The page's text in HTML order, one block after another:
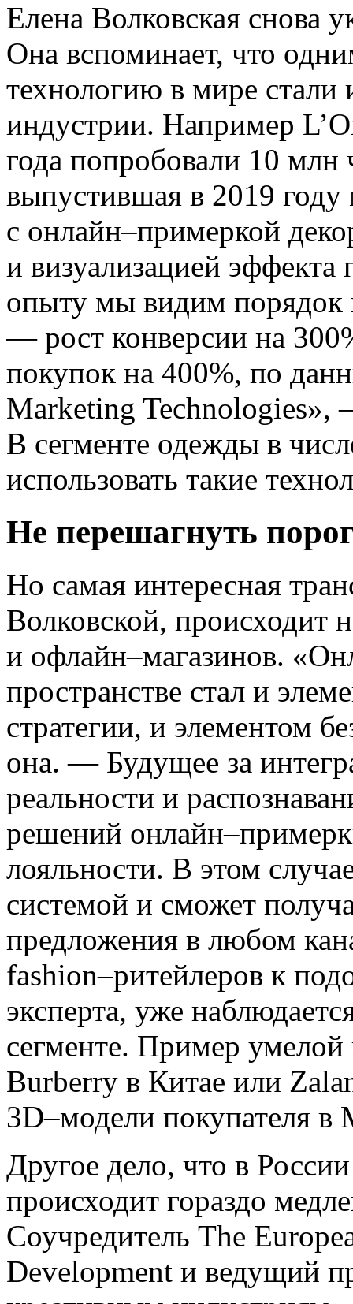
Елена Волковская снова
Она вспоминает, что
технологию в мире стали
индустрии. Например
года попробовали 10 млн
выпустившая в 2019
с онлайн–примеркой
и визуализацией
опыту мы видим порядок
— рост конверсии на
покупок на 400%, по
Marketing Technologies»,
В сегменте одежды в
использовать такие
Не перешагнуть
Но самая интересная
Волковской, происходит
и офлайн–магазинов.
пространстве стал и
стратегии, и элементом
она. — Будущее за
реальности и
решений
лояльности. В этом
системой и сможет
предложения в любом
fashion–ритейлеров к
эксперта, уже
сегменте. Пример
Burberry в Китае или
3D–модели покупателя в
Другое дело, что в
происходит гораздо
Соучредитель The
Development и ведущий